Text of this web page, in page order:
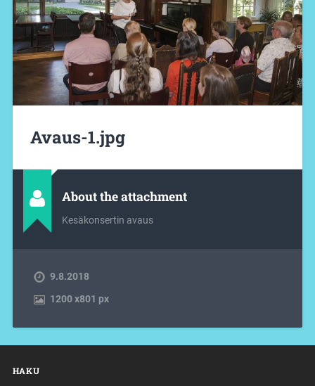
Avaus-1.jpg
About the attachment
Kesäkonsertin avaus
9.8.2018
1200x801 px
HAKU